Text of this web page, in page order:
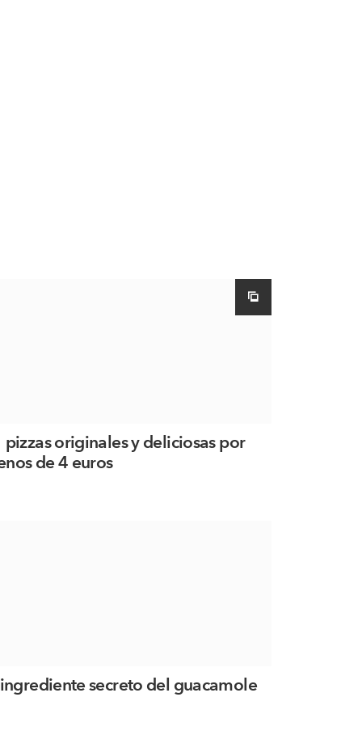
pizzas originales y deliciosas por
de 4 euros
secreto del guacamole